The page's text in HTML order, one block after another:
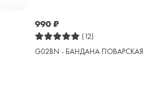
990 ₽
(12)
G02BN - БАНДАНА ПОВАРСКАЯ